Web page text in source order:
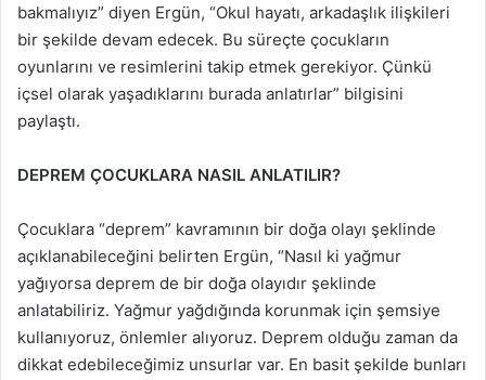
bakmalıyız” diyen Ergün, “Okul hayatı, arkadaşlık ilişkileri
bir şekilde devam edecek. Bu süreçte çocukların
oyunlarını ve resimlerini takip etmek gerekiyor. Çünkü
içsel olarak yaşadıklarını burada anlatırlar” bilgisini
paylaştı.
DEPREM ÇOCUKLARA NASIL ANLATILIR?
Çocuklara “deprem” kavramının bir doğa olayı şeklinde
açıklanabileceğini belirten Ergün, “Nasıl ki yağmur
yağıyorsa deprem de bir doğa olayıdır şeklinde
anlatabiliriz. Yağmur yağdığında korunmak için şemsiye
kullanıyoruz, önlemler alıyoruz. Deprem olduğu zaman da
dikkat edebileceğimiz unsurlar var. En basit şekilde bunları